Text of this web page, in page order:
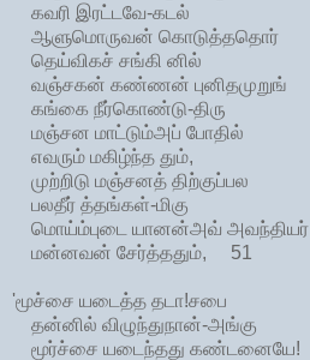
கவரி இரட்டவே-கடல்
ஆளுமொருவன் கொடுத்ததொர்
தெய்விகச் சங்கி னில்
வஞ்சகன் கண்ணன் புனிதமுறுங்
கங்கை நீர்கொண்டு-திரு
மஞ்சன மாட்டும்அப் போதில்
எவரும் மகிழ்ந்த தும்,
முற்றிடு மஞ்சனத் திற்குப்பல
பலதீர் த்தங்கள்-மிகு
மொய்ம்புடை யானன்அவ் அவந்தியர்
மன்னவன் சேர்த்ததும், 51
'மூச்சை யடைத்த தடா!சபை
தன்னில் விழுந்துநான்-அங்கு
மூர்ச்சை யடைந்தது கண்டனையே!